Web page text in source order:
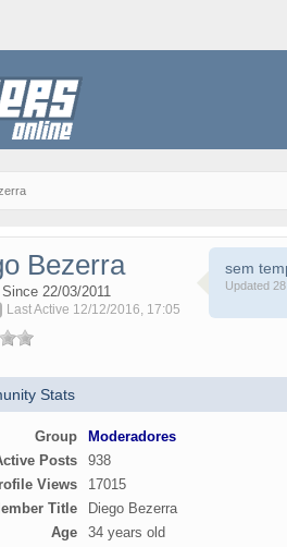
Bezerra
22/03/2011
Last Active 12/12/2016, 17:05
sem
Updated
Stats
Group
Moderadores
Posts
938
Views
17015
Title
Diego Bezerra
Age
34 years old